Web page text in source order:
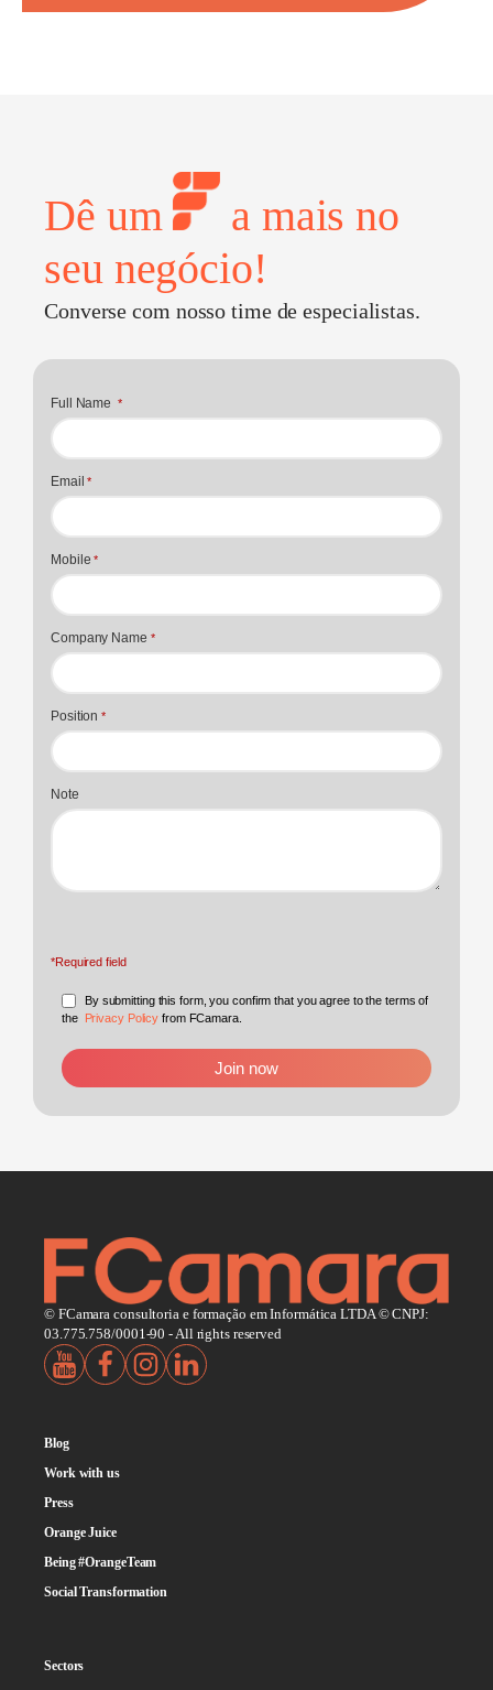
Dê um
a mais no
seu negócio!
Converse com nosso time de especialistas.
Full Name *
Email*
Mobile*
Company Name *
Position*
Note
*Required field
By submitting this form, you confirm that you agree to the terms of
the Privacy Policy from FCamara.
© FCamara consultoria e formação em Informática LTDA © CNPJ:
03.775.758/0001-90 - All rights reserved
Blog
Work with us
Press
Orange Juice
Being #OrangeTeam
Social Transformation
Sectors